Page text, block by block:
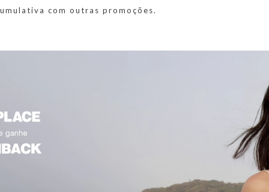
com outras promoções.